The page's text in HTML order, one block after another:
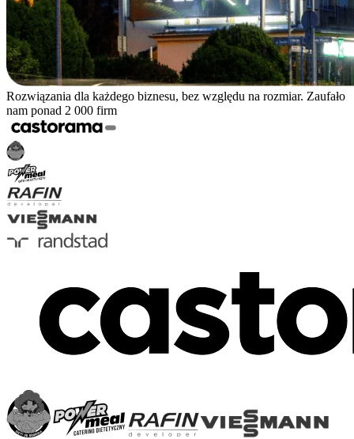
Rozwiązania dla każdego biznesu, bez względu na rozmiar. Zaufało
nam ponad 2 000 firm